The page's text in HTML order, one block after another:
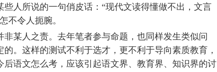
人所说的一句俏皮话：“现代文读得懂做不出，文言
不令人扼腕。
某人之责。去年笔者参与命题，也同样发生类似问
。这样的测试不利于选才，更不利于导向素质教育，
后语文怎么考，应该引起语文界、教育界、知识界的讨